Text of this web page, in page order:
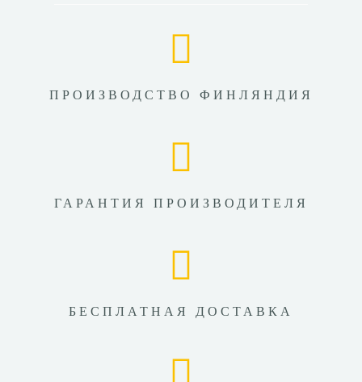
ПРОИЗВОДСТВО ФИНЛЯНДИЯ
ГАРАНТИЯ ПРОИЗВОДИТЕЛЯ
БЕСПЛАТНАЯ ДОСТАВКА